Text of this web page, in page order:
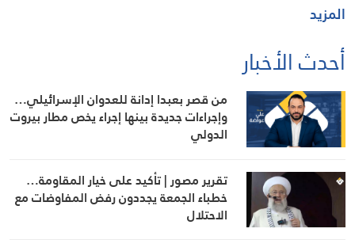
المزيد
أحدث الأخبار
من قصر بعبدا إدانة للعدوان الإسرائيلي…
وإجراءات جديدة بينها إجراء يخص مطار بيروت
الدولي
تقرير مصور | تأكيد على خيار المقاومة…
خطباء الجمعة يجددون رفض المفاوضات مع
الاحتلال